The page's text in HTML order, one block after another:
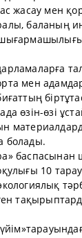
жасау мен
баланың
мен
өзін-өзі
болады.
баспасынан
10